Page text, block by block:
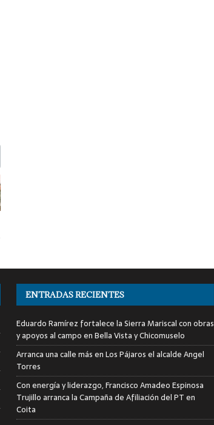
ENTRADAS RECIENTES
Eduardo Ramírez fortalece la Sierra Mariscal con obras
y apoyos al campo en Bella Vista y Chicomuselo
Arranca una calle más en Los Pájaros el alcalde Angel
Torres
Con energía y liderazgo, Francisco Amadeo Espinosa
Trujillo arranca la Campaña de Afiliación del PT en
Coita